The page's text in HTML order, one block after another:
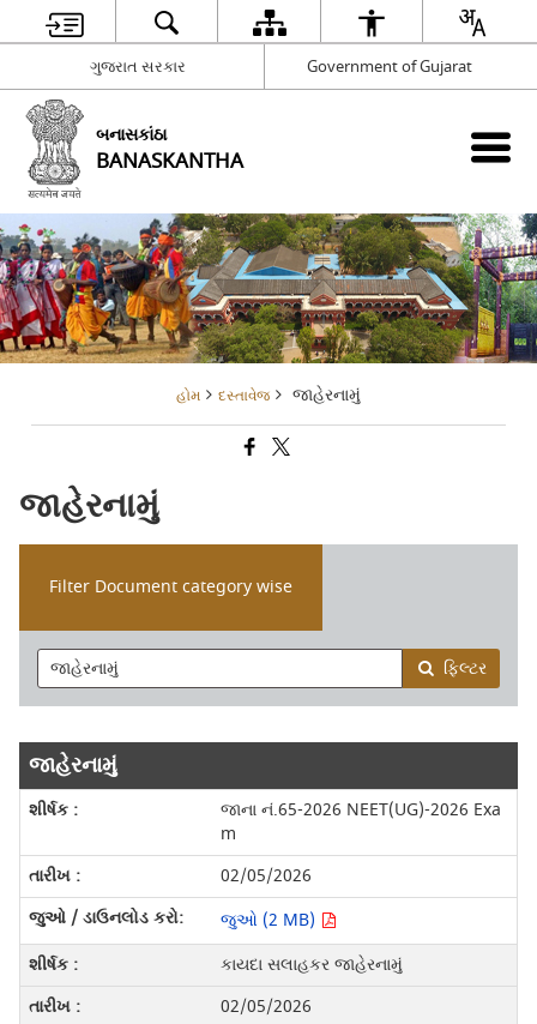
ગુજરાત સરકાર Government of Gujarat
બનાસકાંઠા
BANASKANTHA
હોમ દસ્તાવેજ જાહેરનામું
જાહેરનામું
Filter Document category wise
ફિલ્ટર
જાહેરનામું
જાના નં.65-2026 NEET(UG)-2026 Exa
m
02/05/2026
જુઓ (2 MB)
કાયદા સલાહકર જાહેરનામું
02/05/2026